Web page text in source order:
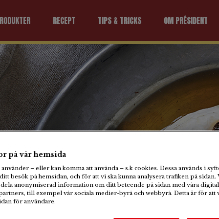
RECEPT TIPS & TRICKS OM PRÉSIDENT
Desserts
Président
Ugnsbakad
på vår hemsida
– eller kan komma att använda – s.k cookies. Dessa används i
besök på hemsidan, och för att vi ska kunna analysera trafiken på sidan.
anonymiserad information om ditt beteende på sidan med våra
till exempel vår sociala medier-byrå och webbyrå. Detta är för att
för användare.